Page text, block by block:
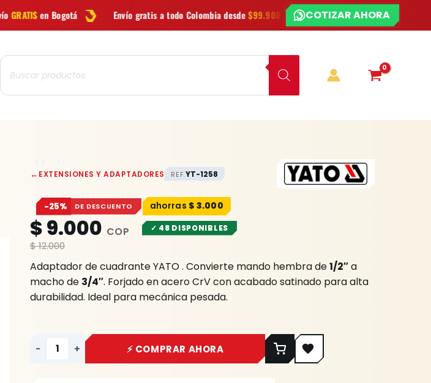
Envío gratis a todo Colombia desde$99.900 Las mejores marcasen herramientas
¿CHATEAMOS?
COTIZAR AHORA
Búsqueda
de
productos
←EXTENSIONES Y ADAPTADORES REF.YT-1258
−25% DE DESCUENTO $ 3.000
$12.000
$9.000 ✓ 48 DISPONIBLES
Adaptador de cuadrante YATO . Convierte mando hembra de1/2″a
macho de 3/4″. Forjado en acero CrV con acabado satinado para alta
durabilidad. Ideal para mecánica pesada.
HEMBRA
CTE
1/2"
A
MACHO
3/4"YATO
cantidad
- + ⚡ COMPRAR AHORA